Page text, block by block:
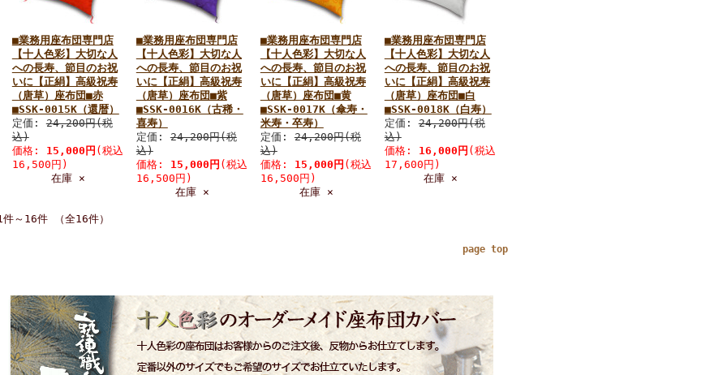
■業務用座布団専門店
【十人色彩】大切な人
への長寿、節目のお祝
いに【正絹】高級祝寿
（唐草）座布団■赤
■SSK-0015K（還暦）
定価:24,200円(税
込)
価格: 15,000円 (税込
16,500円)
在庫 ×
■業務用座布団専門店
【十人色彩】大切な人
への長寿、節目のお祝
いに【正絹】高級祝寿
（唐草）座布団■紫
■SSK-0016K（古稀・
喜寿）
定価:24,200円(税
込)
価格: 15,000円 (税込
16,500円)
在庫 ×
■業務用座布団専門店
【十人色彩】大切な人
への長寿、節目のお祝
いに【正絹】高級祝寿
（唐草）座布団■黄
■SSK-0017K（傘寿・
米寿・卒寿）
定価:24,200円(税
込)
価格: 15,000円 (税込
16,500円)
在庫 ×
■業務用座布団専門店
【十人色彩】大切な人
への長寿、節目のお祝
いに【正絹】高級祝寿
（唐草）座布団■白
■SSK-0018K（白寿）
定価:24,200円(税
込)
価格: 16,000円 (税込
17,600円)
在庫 ×
件～16件 （全16件）
page top